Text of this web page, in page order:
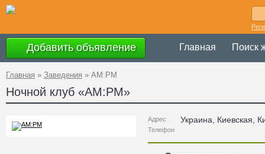
Добавить объявление Главная Поиск
Главная » Заведения » AM:PM
Ночной клуб «AM:PM»
Адрес Украина Киевская ,
Телефон